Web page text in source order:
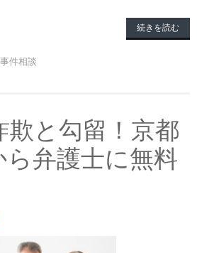
続きを読む
件相談
欺と勾留！京都
弁護士に無料